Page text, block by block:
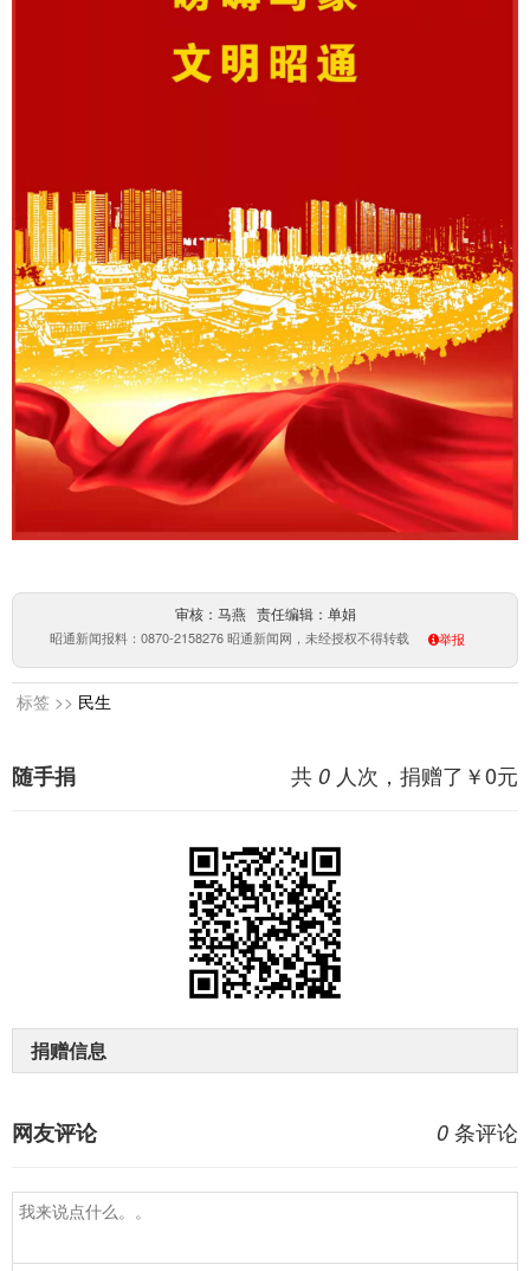
审核：马燕 责任编辑：单娟
昭通新闻报料：0870-2158276 昭通新闻网，未经授权不得转载 举报
标签 >> 民生
共 0 人次，捐赠了￥0元
随手捐
捐赠信息
0 条评论
网友评论